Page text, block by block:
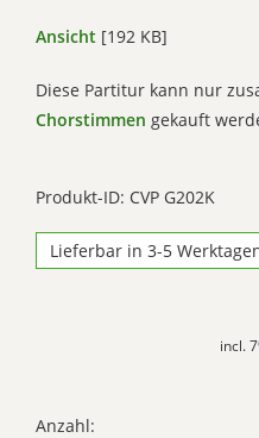
Ansicht [192 KB]
Diese Partitur kann nur
Chorstimmen gekauft
Produkt-ID: CVP G202K
Lieferbar in 3-5
incl.
Anzahl: